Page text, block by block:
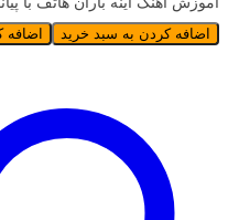
اضافه کردن به سبد خرید اضافه